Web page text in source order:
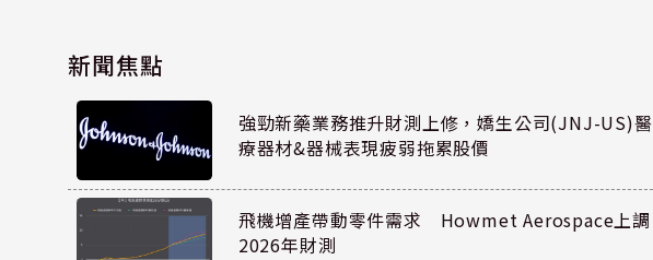
新聞焦點
強勁新藥業務推升財測上修，嬌生公司(JNJ-US)醫
療器材&器械表現疲弱拖累股價
飛機增產帶動零件需求 Howmet Aerospace上調
2026年財測